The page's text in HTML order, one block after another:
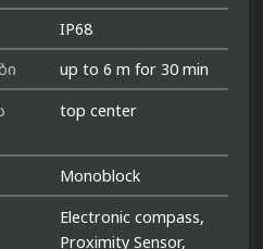
IP68
up to 6 m for 30 min
top center
Monoblock
Electronic compass,
Proximity Sensor,